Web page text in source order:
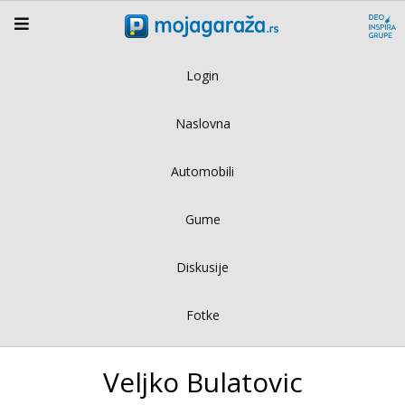
Login
Naslovna
Automobili
Gume
Diskusije
Fotke
Veljko Bulatovic